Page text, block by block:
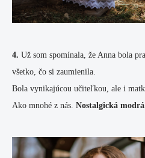
4. Už som spomínala, že Anna bola
všetko, čo si zaumienila.
Bola vynikajúcou učiteľkou, ale i
Ako mnohé z nás. Nostalgická